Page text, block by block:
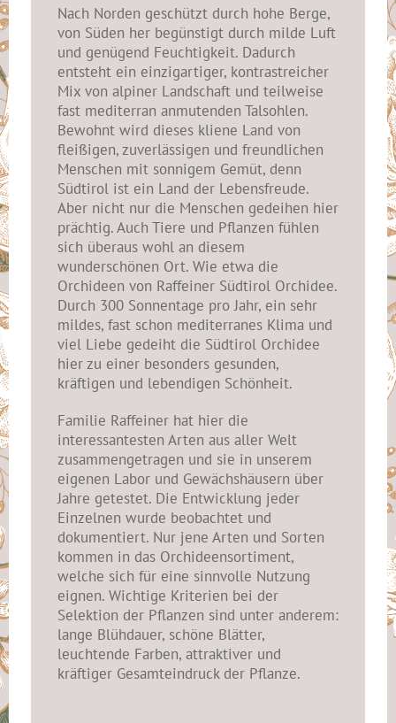
Nach Norden geschützt durch hohe Berge,
von Süden her begünstigt durch milde Luft
und genügend Feuchtigkeit. Dadurch
entsteht ein einzigartiger, kontrastreicher
Mix von alpiner Landschaft und teilweise
fast mediterran anmutenden Talsohlen.
Bewohnt wird dieses kliene Land von
fleißigen, zuverlässigen und freundlichen
Menschen mit sonnigem Gemüt, denn
Südtirol ist ein Land der Lebensfreude.
Aber nicht nur die Menschen gedeihen hier
prächtig. Auch Tiere und Pflanzen fühlen
sich überaus wohl an diesem
wunderschönen Ort. Wie etwa die
Orchideen von Raffeiner Südtirol Orchidee.
Durch 300 Sonnentage pro Jahr, ein sehr
mildes, fast schon mediterranes Klima und
viel Liebe gedeiht die Südtirol Orchidee
hier zu einer besonders gesunden,
kräftigen und lebendigen Schönheit.
Familie Raffeiner hat hier die
interessantesten Arten aus aller Welt
zusammengetragen und sie in unserem
eigenen Labor und Gewächshäusern über
Jahre getestet. Die Entwicklung jeder
Einzelnen wurde beobachtet und
dokumentiert. Nur jene Arten und Sorten
kommen in das Orchideensortiment,
welche sich für eine sinnvolle Nutzung
eignen. Wichtige Kriterien bei der
Selektion der Pflanzen sind unter anderem:
lange Blühdauer, schöne Blätter,
leuchtende Farben, attraktiver und
kräftiger Gesamteindruck der Pflanze.